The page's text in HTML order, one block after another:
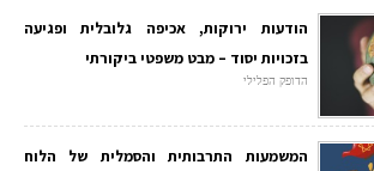
הודעות ירוקות, אכיפה גלובלית ופגיעה
בזכויות יסוד – מבט משפטי ביקורתי
הדופק הפלילי
המשמעות התרבותית והסמלית של הלוח